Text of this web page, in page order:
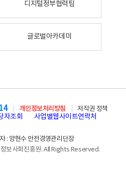
디지털정부협력팀
글로벌아카데미
개인정보처리방침
저작권 정책
자조회 사업별웹사이트연락처
: 양현수 안전경영관리단장
보사회진흥원. All Rights Reserved.